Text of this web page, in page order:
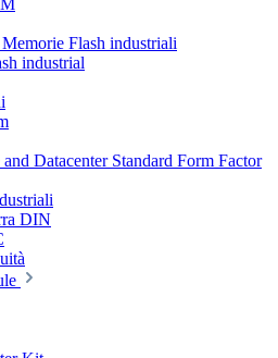
Flash industriali
industrial
Datacenter Standard Form Factor
DIN